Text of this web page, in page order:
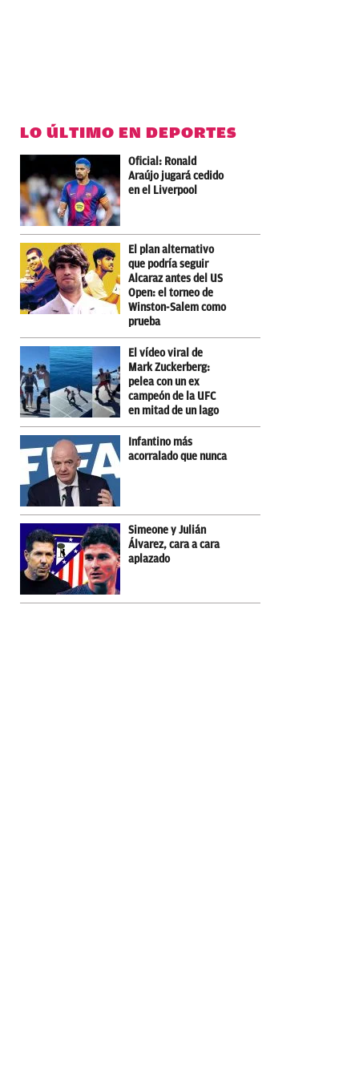
LO ÚLTIMO EN DEPORTES
Oficial: Ronald
Araújo jugará cedido
en el Liverpool
El plan alternativo
que podría seguir
Alcaraz antes del US
Open: el torneo de
Winston-Salem como
prueba
El vídeo viral de
Mark Zuckerberg:
pelea con un ex
campeón de la UFC
en mitad de un lago
Infantino más
acorralado que nunca
Simeone y Julián
Álvarez, cara a cara
aplazado